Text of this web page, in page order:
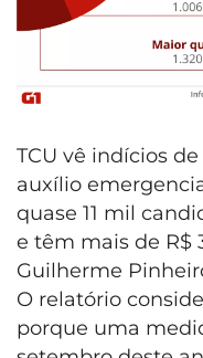
TCU vê indícios
auxílio
quase 11 mil
e têm mais de R$
Guilherme
O relatório
porque uma